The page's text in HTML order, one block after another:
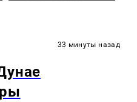
33 минуты назад